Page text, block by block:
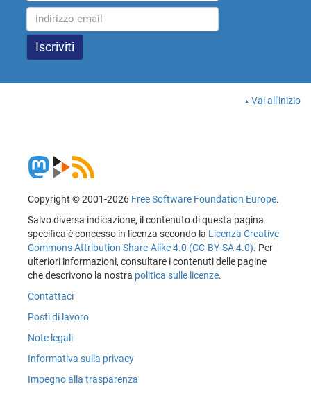
Vai all'inizio
Copyright © 2001-2026 Free Software Foundation Europe.
Salvo diversa indicazione, il contenuto di questa pagina
specifica è concesso in licenza secondo la Licenza Creative
Commons Attribution Share-Alike 4.0 (CC-BY-SA 4.0). Per
ulteriori informazioni, consultare i contenuti delle pagine
che descrivono la nostra politica sulle licenze.
Contattaci
Posti di lavoro
Note legali
Informativa sulla privacy
Impegno alla trasparenza